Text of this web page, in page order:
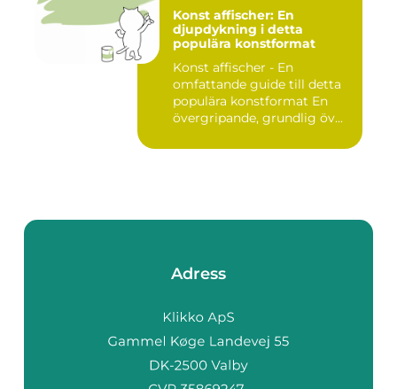
Konst affischer: En
djupdykning i detta
populära konstformat
Konst affischer - En
omfattande guide till detta
populära konstformat En
övergripande, grundlig öv...
Adress